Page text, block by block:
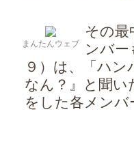
まんたんウェブ
その最
ンバー
９）は、「ハ
なん？』と聞い
をした各メンバ